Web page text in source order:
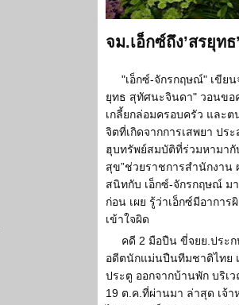
จม.เอ็กซ์ถึง’สรยุท
"เอ็กซ์-จักรกฤษณ์" เขีย
ยุทธ สุทัศนะจินดา" วอนขอ
เกลี้ยกล่อมครอบครัว และต
จิตที่เกิดจากการเสพยา ปร
ฮุบทรัพย์สมบัติที่ร่วมหามากั
สุข”ช่วยราชการสำนักงาน
สนิทกับ เอ็กซ์-จักรกฤษณ์ ม
ก่อน เผย รู้ว่าเอ็กซ์มีอากา
เข้าใจผิด
คดี 2 มือปืน ขี่จยย.ประ
อดีตนักแม่นปืนทีมชาติไทย
ประตู ออกจากบ้านพัก บริเ
19 ต.ค.ที่ผ่านมา ล่าสุด เจ้